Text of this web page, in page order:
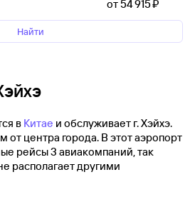
от 54 ⁠915 ⁠₽
Найти
в Китае и обслуживает г. Хэйхэ.
от центра города. В этот аэропорт
рейсы 3 авиакомпаний, так
располагает другими